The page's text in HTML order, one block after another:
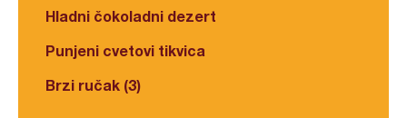
Hladni čokoladni dezert
Punjeni cvetovi tikvica
Brzi ručak (3)